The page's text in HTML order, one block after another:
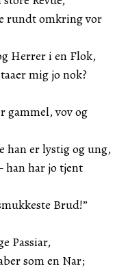
rundt omkring vor
Herrer i en Flok,
mig jo nok?
gammel, vov og
han er lystig og ung,
han har jo tjent
Brud!”
Passiar,
som en Nar;